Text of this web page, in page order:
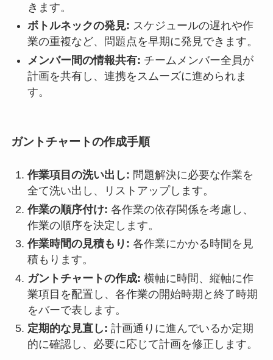
きます。
ボトルネックの発見: スケジュールの遅れや作
業の重複など、問題点を早期に発見できます。
メンバー間の情報共有: チームメンバー全員が
計画を共有し、連携をスムーズに進められま
す。
ガントチャートの作成手順
作業項目の洗い出し: 問題解決に必要な作業を
全て洗い出し、リストアップします。
作業の順序付け: 各作業の依存関係を考慮し、
作業の順序を決定します。
作業時間の見積もり: 各作業にかかる時間を見
積もります。
ガントチャートの作成: 横軸に時間、縦軸に作
業項目を配置し、各作業の開始時期と終了時期
をバーで表します。
定期的な見直し: 計画通りに進んでいるか定期
的に確認し、必要に応じて計画を修正します。